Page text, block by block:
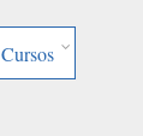
Cursos